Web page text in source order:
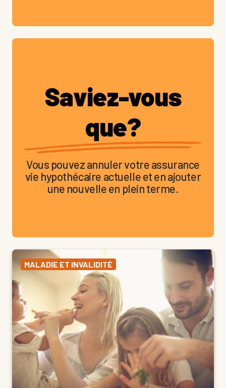
Saviez-vous
que?
Vous pouvez annuler votre assurance
vie hypothécaire actuelle et en ajouter
une nouvelle en plein terme.
MALADIE ET INVALIDITÉ